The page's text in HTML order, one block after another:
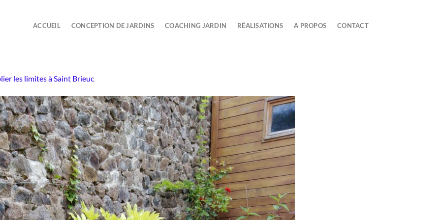
ACCUEIL CONCEPTION DE JARDINS COACHING JARDIN RÉALISATIONS A PROPOS CONTACT
les limites à Saint Brieuc